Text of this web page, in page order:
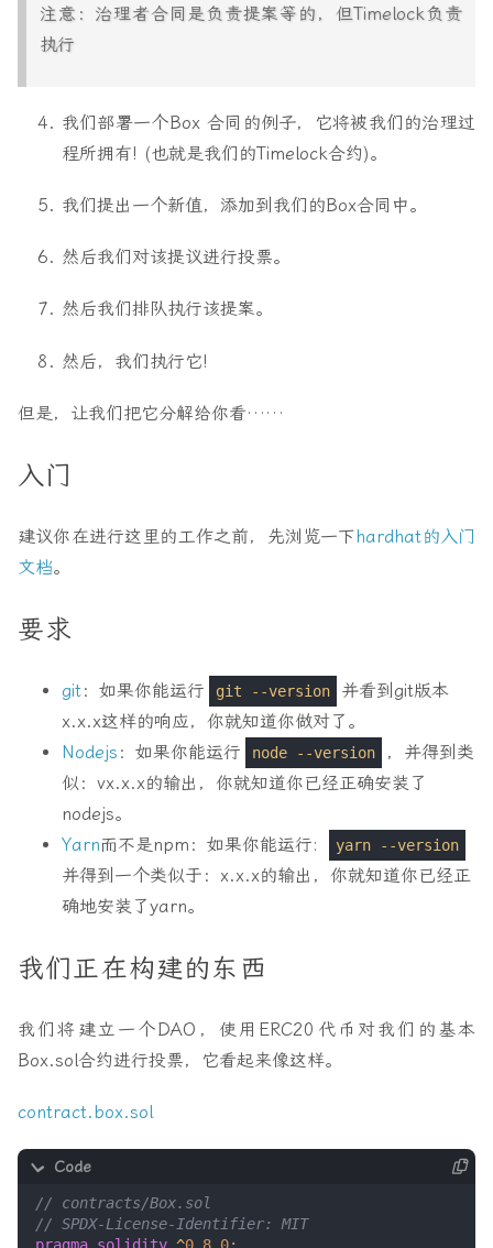
注意：治理者合同是负责提案等的，但Timelock负责
执行
我们部署一个Box 合同的例子，它将被我们的治理过
程所拥有! (也就是我们的Timelock合约)。
我们提出一个新值，添加到我们的Box合同中。
然后我们对该提议进行投票。
然后我们排队执行该提案。
然后，我们执行它!
但是，让我们把它分解给你看……
入门
建议你在进行这里的工作之前，先浏览一下hardhat的入门
文档。
要求
git：如果你能运行 git --version
并看到git版本
x.x.x这样的响应，你就知道你做对了。
Nodejs ：如果你能运行 node --version
，并得到类
似：vx.x.x的输出，你就知道你已经正确安装了
nodejs。
Yarn而不是npm：如果你能运行: yarn --version
并得到一个类似于：x.x.x的输出，你就知道你已经正
确地安装了yarn。
我们正在构建的东西
我们将建立一个DAO，使用ERC20代币对我们的基本
Box.sol合约进行投票，它看起来像这样。
contract.box.sol